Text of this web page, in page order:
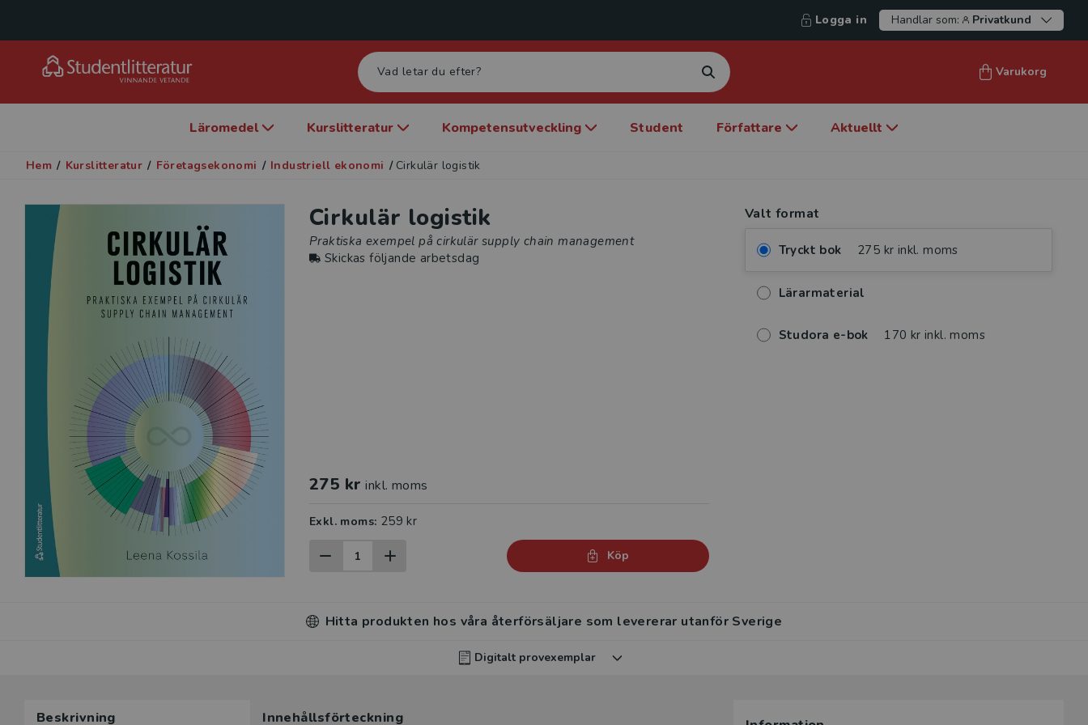
Logga in Handlar som: Privatkund
Varukorg
Läromedel Kurslitteratur Kompetensutveckling Student Författare Aktuellt
Hem / Kurslitteratur / Företagsekonomi / Industriell ekonomi / Cirkulär logistik
Cirkulär logistik
Praktiska exempel på cirkulär supply chain management
Skickas följande arbetsdag
275 kr inkl. moms
Exkl. moms: 259 kr
Köp
Valt format
Tryckt bok 275 kr inkl. moms
Lärarmaterial
Studora e-bok 170 kr inkl. moms
Hitta produkten hos våra återförsäljare som levererar utanför Sverige
Digitalt provexemplar
här produkten.
Beskrivning Innehållsförteckning